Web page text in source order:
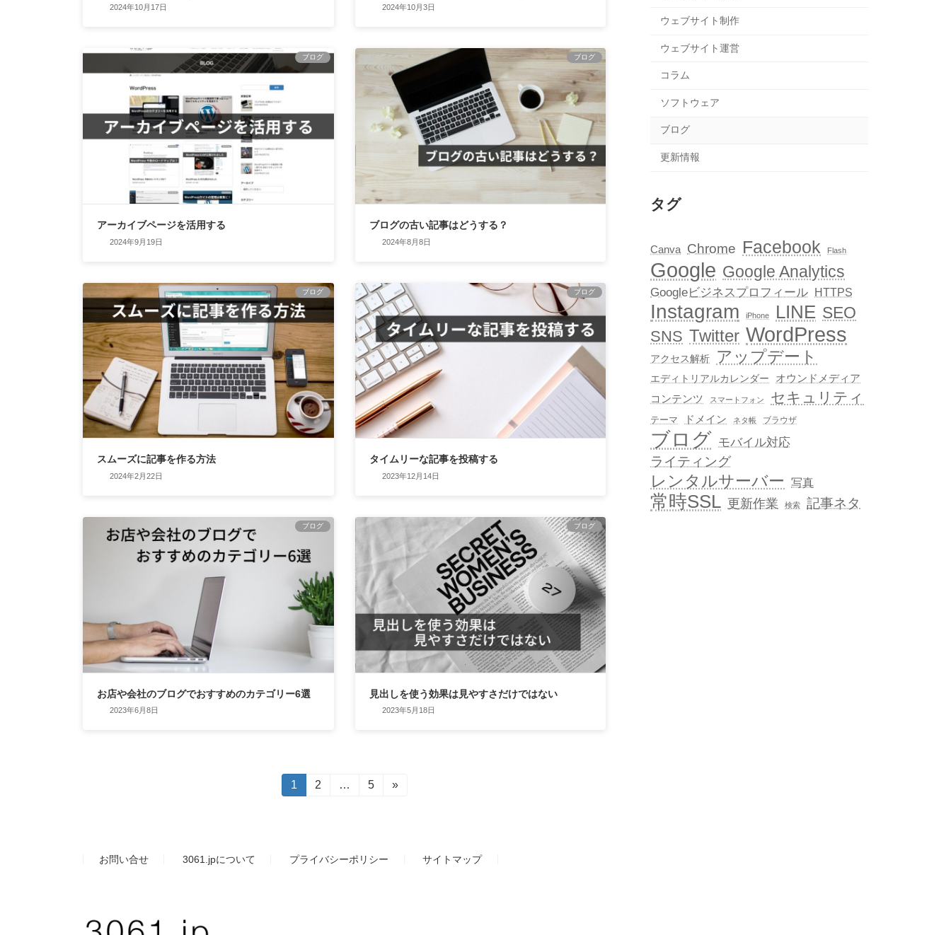
2024年10月17日 2024年10月3日
ブログ
アーカイブページを活用する
2024年9月19日
ブログ
ブログの古い記事はどうする？
2024年8月8日
ブログ
スムーズに記事を作る方法
2024年2月22日
ブログ
タイムリーな記事を投稿する
2023年12月14日
ブログ
お店や会社のブログでおすすめのカテゴリー6選
2023年6月8日
ブログ
見出しを使う効果は見やすさだけではない
2023年5月18日
ペ
ジ
固
定
1
固
2 …
固
5 »
ウェブサイト制作
ウェブサイト運営
コラム
ソフトウェア
ブログ
更新情報
タグ
Canva Chrome Facebook Flash
Google Google Analytics
Googleビジネスプロフィール HTTPS
Instagram iPhone LINE SEO
SNS Twitter WordPress
アクセス解析 アップデート
エディトリアルカレンダー
オウンドメディア
コンテンツ
スマートフォン セキュリティ
テーマ ドメイン ネタ帳 ブラウザ
ブログ モバイル対応
ライティング
レンタルサーバー 写真
常時SSL 更新作業 検索 記事ネタ
お問い合せ 3061.jpについて プライバシーポリシー サイトマップ